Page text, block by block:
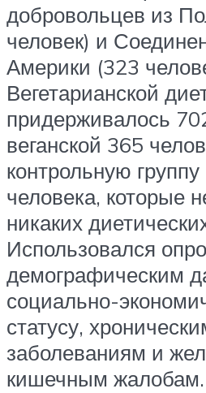
добровольцев из
человек) и
Америки (323
Вегетарианской
придерживалось
веганской 365
контрольную
человека, которые
никаких
Использовался
демографическим
социально-
статусу,
заболеваниям и
кишечным жалобам.